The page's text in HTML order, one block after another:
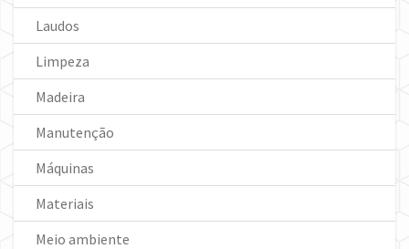
Laudos
Limpeza
Madeira
Manutenção
Máquinas
Materiais
Meio ambiente